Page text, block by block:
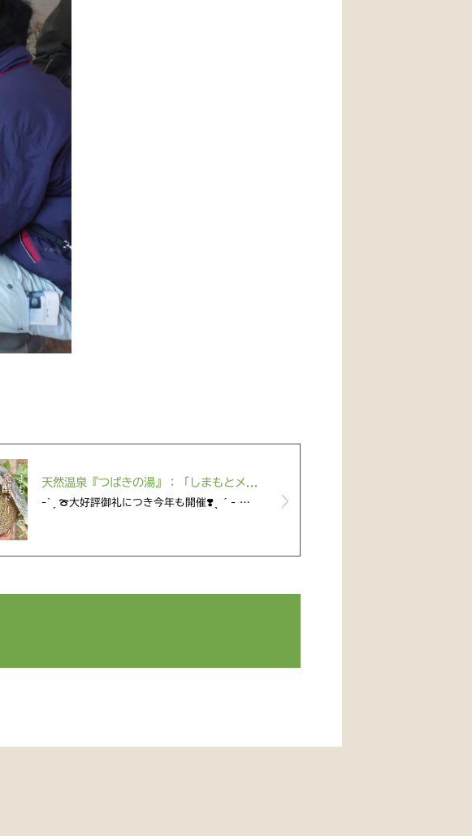
天然温泉『つばきの湯』：「しまもとメ...
-` ̗ 🍈大好評御礼につき今年も開催❣️ ̖ ´- …